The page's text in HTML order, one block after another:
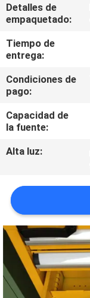
ÉNTRENOS
EN
CONTACTO
CON
NOTICIAS
CASOS
MAPA
DEL
SITIO
PRIVACY
POLICY
Detalles de
empaquetado:
Tiempo de
entrega:
Condiciones de
pago:
Capacidad de
la fuente:
Alta luz: